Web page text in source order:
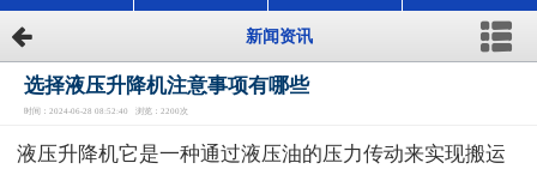
新闻资讯
选择液压升降机注意事项有哪些
时间：2024-06-28 08:52:40 浏览：2200次
液压升降机它是一种通过液压油的压力传动来实现搬运